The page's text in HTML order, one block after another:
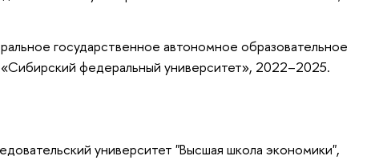
государственное автономное образовательное
федеральный университет», 2022–2025.
университет "Высшая школа экономики",